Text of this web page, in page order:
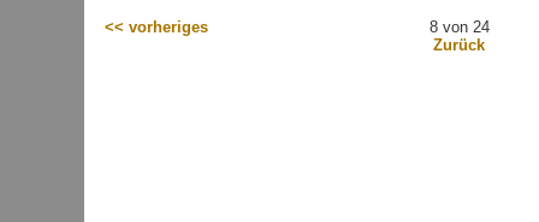
<< vorheriges
8 von 24
Zurück